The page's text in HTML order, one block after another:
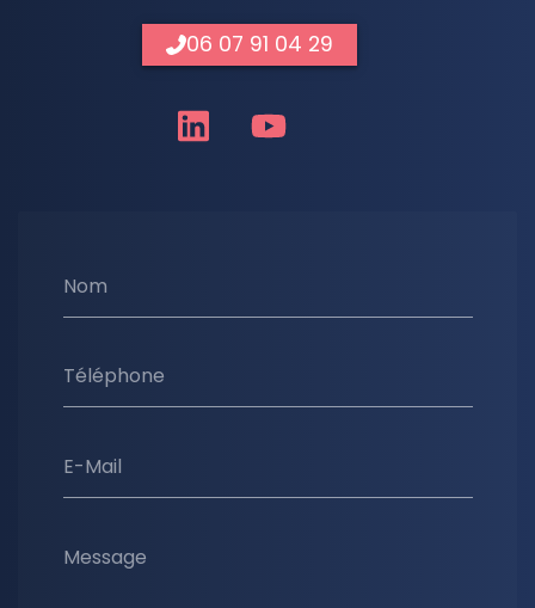
Nom
Téléphone
E-Mail
Message
06 07 91 04 29